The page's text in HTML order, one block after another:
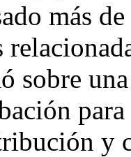
más
sobre
y